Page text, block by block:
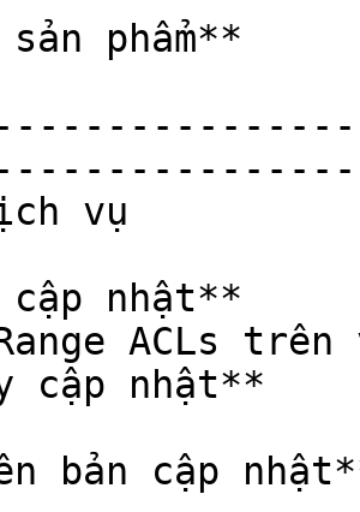
sản phẩm**
vụ
cập nhật**
ACLs
cập nhật**
bản cập